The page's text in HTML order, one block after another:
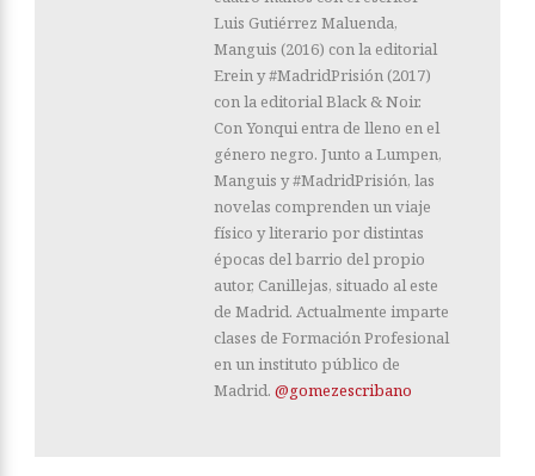
Luis Gutiérrez Maluenda,
Manguis (2016) con la editorial
Erein y #MadridPrisión (2017)
con la editorial Black & Noir.
Con Yonqui entra de lleno en el
género negro. Junto a Lumpen,
Manguis y #MadridPrisión, las
novelas comprenden un viaje
físico y literario por distintas
épocas del barrio del propio
autor, Canillejas, situado al este
de Madrid. Actualmente imparte
clases de Formación Profesional
en un instituto público de
Madrid. @gomezescribano